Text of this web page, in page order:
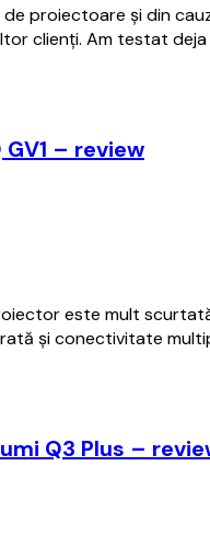
proiectoare și din
clienți. Am testat
– review
este mult
și conectivitate
Q3 Plus –